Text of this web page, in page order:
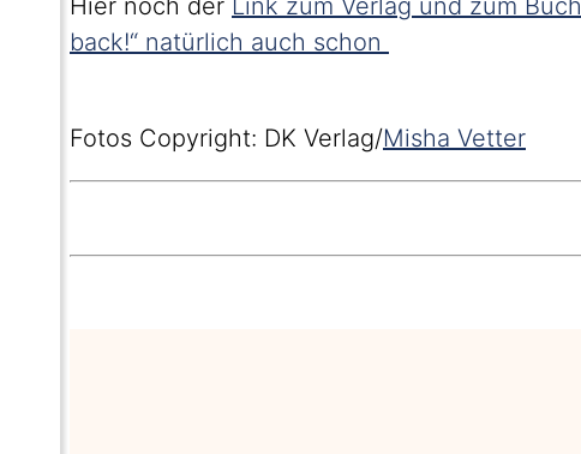
Hier noch der Link zum Verlag und zum Buch
back!“ natürlich auch schon
Fotos Copyright: DK Verlag/Misha Vetter